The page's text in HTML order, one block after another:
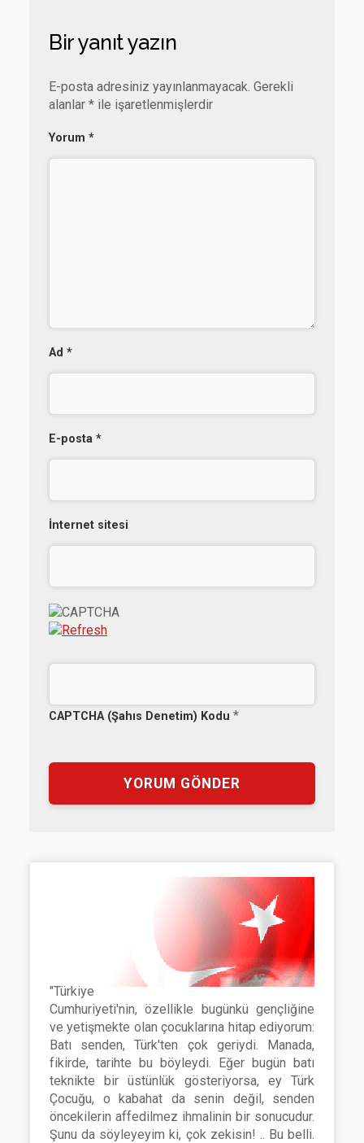
Bir yanıt yazın
E-posta adresiniz yayınlanmayacak. Gerekli
alanlar * ile işaretlenmişlerdir
Yorum *
Ad *
E-posta *
İnternet sitesi
CAPTCHA (Şahıs Denetim) Kodu *
"Türkiye
Cumhuriyeti'nin, özellikle bugünkü gençliğine
ve yetişmekte olan çocuklarına hitap ediyorum:
Batı senden, Türk'ten çok geriydi. Manada,
fikirde, tarihte bu böyleydi. Eğer bugün batı
teknikte bir üstünlük gösteriyorsa, ey Türk
Çocuğu, o kabahat da senin değil, senden
öncekilerin affedilmez ihmalinin bir sonucudur.
Şunu da söyleyeyim ki, çok zekisin! .. Bu belli.